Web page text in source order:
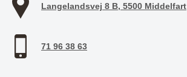
Langelandsvej 8 B, 5500 Middelfart
71 96 38 63